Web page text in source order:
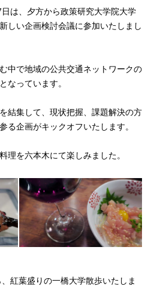
は、夕方から政策研究大学院大学
しい企画検討会議に参加いたしまし
中で地域の公共交通ネットワークの
なっています。
結集して、現状把握、課題解決の方
る企画がキックオフいたします。
理を六本木にて楽しみました。
紅葉盛りの一橋大学散歩いたしま